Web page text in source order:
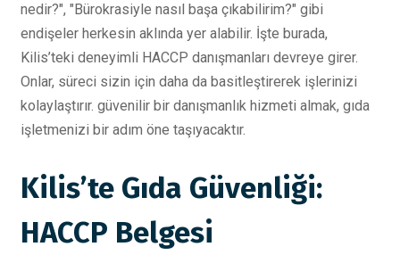
nedir?", "Bürokrasiyle nasıl başa çıkabilirim?" gibi
endişeler herkesin aklında yer alabilir. İşte burada,
Kilis’teki deneyimli HACCP danışmanları devreye girer.
Onlar, süreci sizin için daha da basitleştirerek işlerinizi
kolaylaştırır. güvenilir bir danışmanlık hizmeti almak, gıda
işletmenizi bir adım öne taşıyacaktır.
Kilis’te Gıda Güvenliği:
HACCP Belgesi